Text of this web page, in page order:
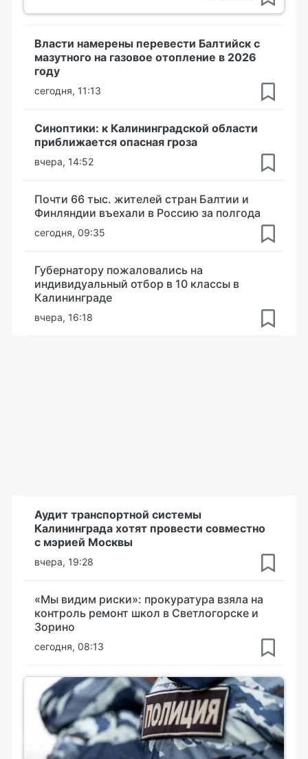
Власти намерены перевести Балтийск с
мазутного на газовое отопление в 2026
году
сегодня, 11:13
Синоптики: к Калининградской области
приближается опасная гроза
вчера, 14:52
Почти 66 тыс. жителей стран Балтии и
Финляндии въехали в Россию за полгода
сегодня, 09:35
Губернатору пожаловались на
индивидуальный отбор в 10 классы в
Калининграде
вчера, 16:18
Аудит транспортной системы
Калининграда хотят провести совместно
с мэрией Москвы
вчера, 19:28
«Мы видим риски»: прокуратура взяла на
контроль ремонт школ в Светлогорске и
Зорино
сегодня, 08:13